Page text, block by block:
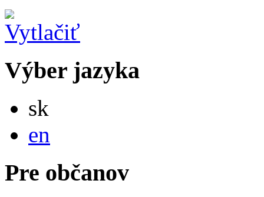
Výber jazyka
sk
en
Pre občanov